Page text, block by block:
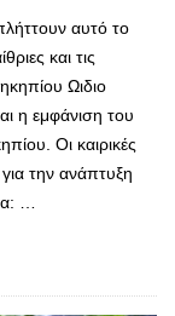
αυτό το
και τις
Ωιδιο
η εμφάνιση του
Oι καιρικές
την ανάπτυξη
…